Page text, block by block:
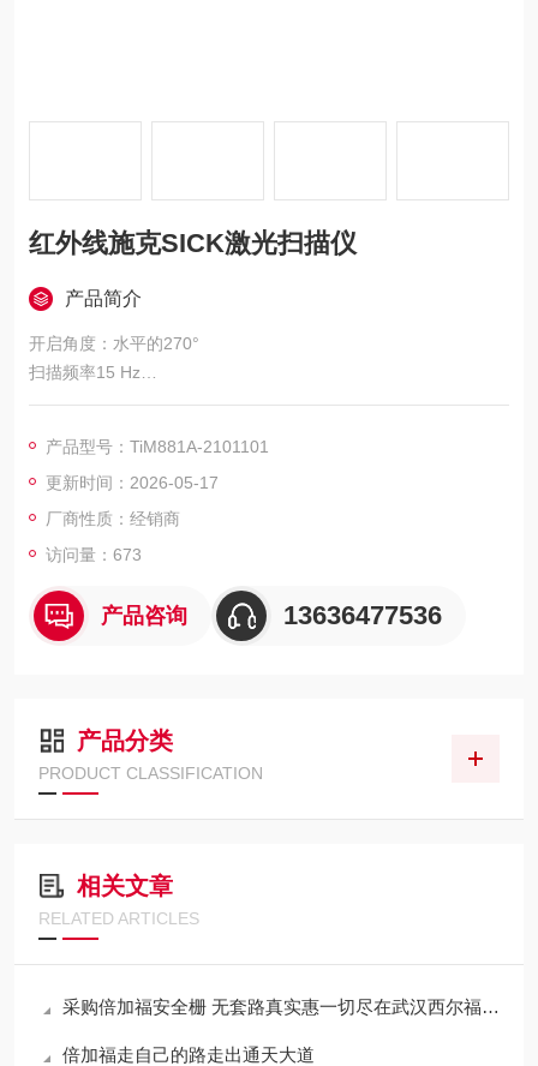
红外线施克SICK激光扫描仪
产品简介
开启角度：水平的270°
扫描频率15 Hz
角度分辨率0.33°
红外线施克SICK激光扫描仪
产品型号：TiM881A-2101101
更新时间：2026-05-17
厂商性质：经销商
访问量：673
产品咨询 13636477536
产品分类
PRODUCT CLASSIFICATION
相关文章
RELATED ARTICLES
采购倍加福安全栅 无套路真实惠一切尽在武汉西尔福贸易
倍加福走自己的路走出通天大道